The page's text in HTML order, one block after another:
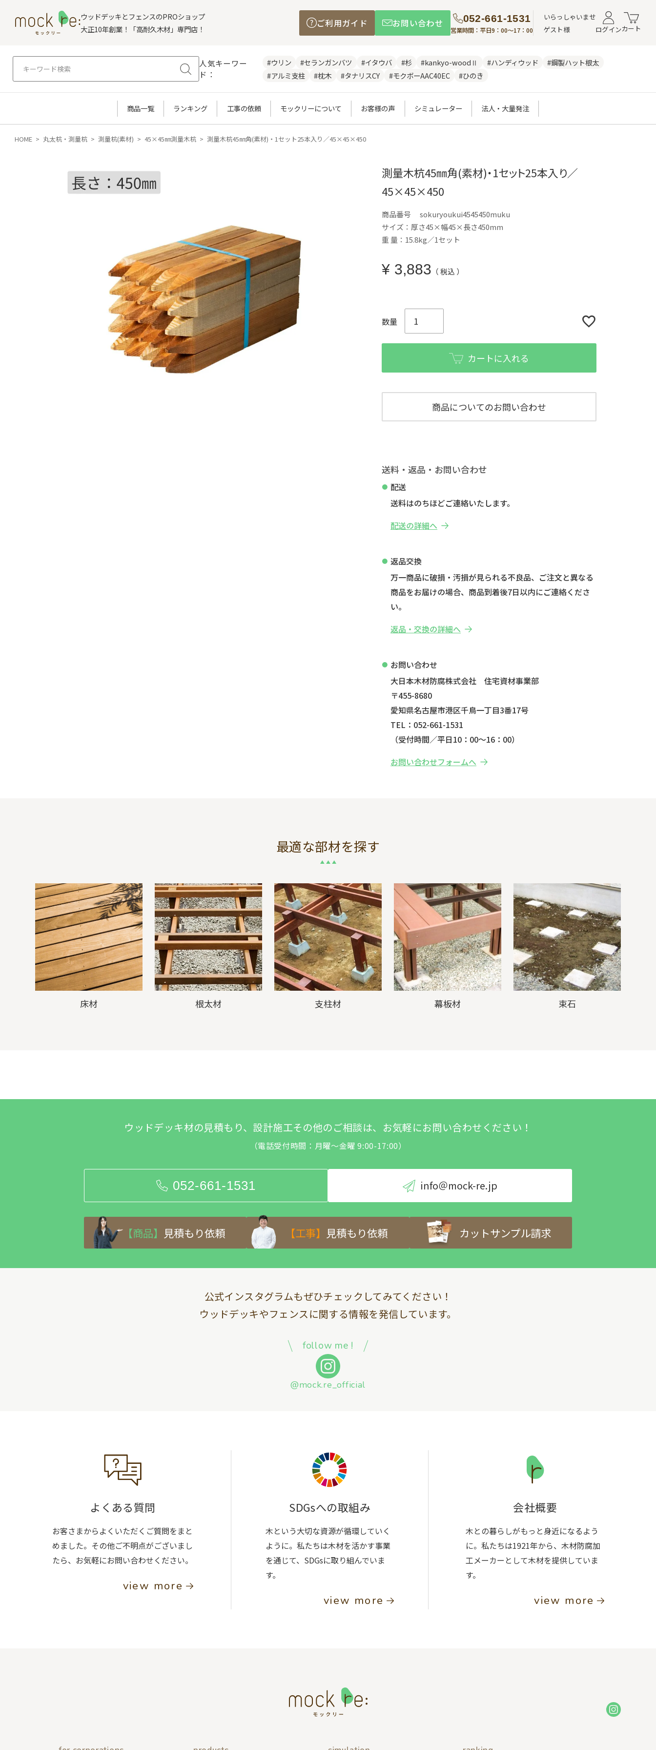
ウッドデッキとフェンスのPROショップ
大正10年創業！「高耐久木材」専門店！
ご利用ガイド お問い合わせ 052-661-1531
営業時間：平日9：00～17：00
いらっしゃいませ
ゲスト様
ログインカート
人気キーワー
ド：
#ウリン #セランガンバツ #イタウバ #杉 #kankyo-woodⅡ #ハンディウッド
#鋼製ハット根太
#アルミ支柱
#枕木 #タナリスCY #モクボーAAC40EC #ひのき
商品一覧 ランキング 工事の依頼 モックリーについて お客様の声 シミュレーター 法人・大量発注
HOME 丸太杭・測量杭 測量杭(素材) 45×45㎜測量木杭 測量木杭45㎜角(素材)・1セット25本入り／45×45×450
測量木杭45㎜角(素材)・1セット25本入り／
45×45×450
商品番号
sokuryoukui4545450muku
サイズ：厚さ45×幅45×長さ450mm
重 量：15.8kg／1セット
¥ 3,883 税込
カートに入れる
商品についてのお問い合わせ
送料・返品・お問い合わせ
配送
送料はのちほどご連絡いたします。
配送の詳細へ
返品交換
万一商品に破損・汚損が見られる不良品、ご注文と異なる
商品をお届けの場合、商品到着後7日以内にご連絡くださ
い。
返品・交換の詳細へ
お問い合わせ
大日本木材防腐株式会社 住宅資材事業部
〒455-8680
愛知県名古屋市港区千鳥一丁目3番17号
TEL：052-661-1531
（受付時間／平日10：00～16：00）
お問い合わせフォームへ
最適な部材を探す
床材 根太材 支柱材 幕板材 束石
ウッドデッキ材の見積もり、設計施工その他のご相談は、お気軽にお問い合わせください！
（電話受付時間：月曜～金曜 9:00-17:00）
052-661-1531 info＠mock-re.jp
【商品】 見積もり依頼 【工事】 見積もり依頼 カットサンプル請求
公式インスタグラムもぜひチェックしてみてください！
ウッドデッキやフェンスに関する情報を発信しています。
follow me !
@mock.re_official
よくある質問
お客さまからよくいただくご質問をまと
めました。その他ご不明点がございまし
たら、お気軽にお問い合わせください。
view more
SDGsへの取組み
木という大切な資源が循環していく
ように。私たちは木材を活かす事業
を通じて、SDGsに取り組んでいま
す。
view more
会社概要
木との暮らしがもっと身近になるよう
に。私たちは1921年から、木材防腐加
工メーカーとして木材を提供していま
す。
view more